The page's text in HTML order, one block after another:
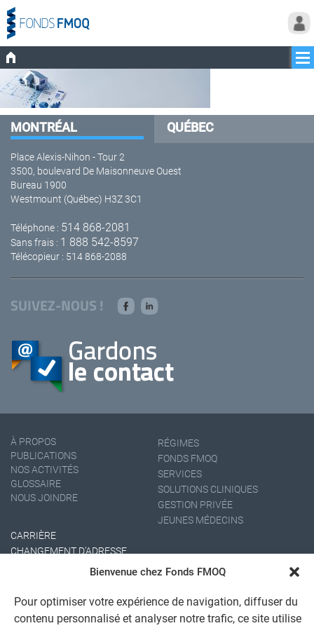
Bienvenue chez Fonds FMOQ
Pour optimiser votre expérience de navigation, diffuser du
contenu personnalisé et analyser notre trafic, ce site utilise
MONTRÉAL QUÉBEC
Place Alexis-Nihon - Tour 2
3500, boulevard De Maisonneuve Ouest
Bureau 1900
Westmount (Québec) H3Z 3C1
Téléphone : 514 868-2081
Sans frais : 1 888 542-8597
Télécopieur : 514 868-2088
SUIVEZ-NOUS !
À PROPOS
PUBLICATIONS
NOS ACTIVITÉS
GLOSSAIRE
NOUS JOINDRE
RÉGIMES
FONDS FMOQ
SERVICES
SOLUTIONS CLINIQUES
GESTION PRIVÉE
JEUNES MÉDECINS
CARRIÈRE
CHANGEMENT D'ADRESSE